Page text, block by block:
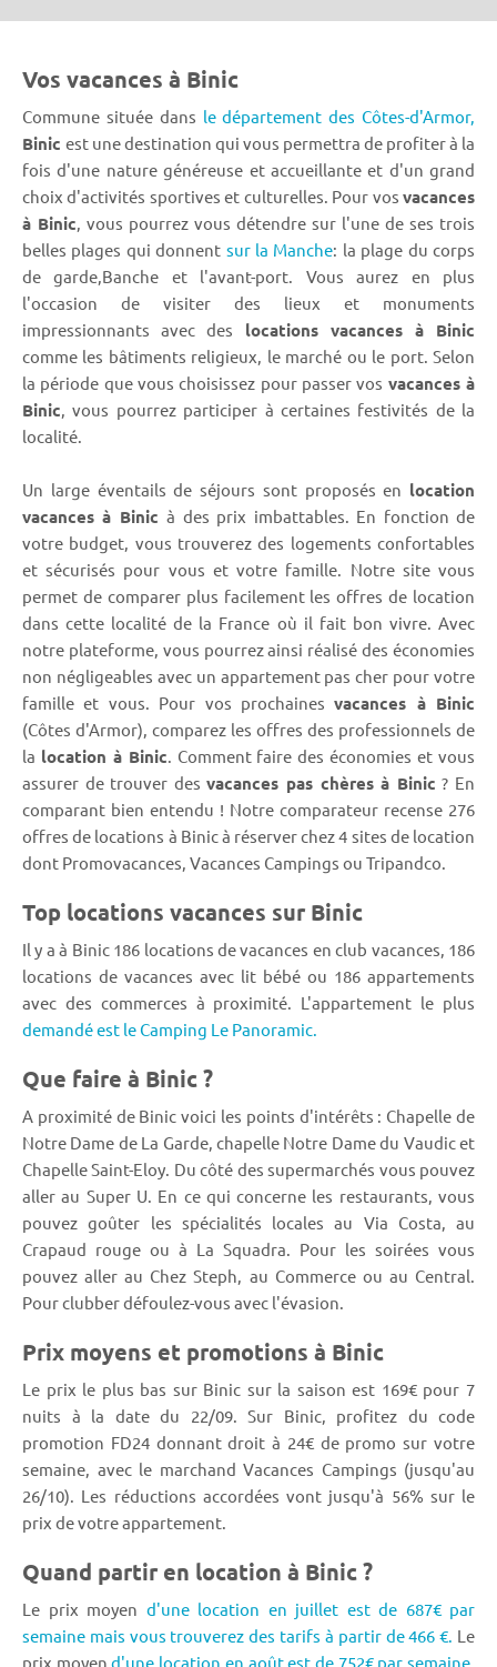
Vos vacances à Binic
Commune située dans le département des Côtes-d'Armor,
Binic est une destination qui vous permettra de profiter à la
fois d'une nature généreuse et accueillante et d'un grand
choix d'activités sportives et culturelles. Pour vos vacances
à Binic , vous pourrez vous détendre sur l'une de ses trois
belles plages qui donnent sur la Manche: la plage du corps
de garde,Banche et l'avant-port. Vous aurez en plus
l'occasion de visiter des lieux et monuments
impressionnants avec des locations vacances à Binic
comme les bâtiments religieux, le marché ou le port. Selon
la période que vous choisissez pour passer vos vacances à
Binic , vous pourrez participer à certaines festivités de la
localité.
Un large éventails de séjours sont proposés en location
vacances à Binicà des prix imbattables. En fonction de
votre budget, vous trouverez des logements confortables
et sécurisés pour vous et votre famille. Notre site vous
permet de comparer plus facilement les offres de location
dans cette localité de la France où il fait bon vivre. Avec
notre plateforme, vous pourrez ainsi réalisé des économies
non négligeables avec un appartement pas cher pour votre
famille et vous. Pour vos prochainesvacances à Binic
(Côtes d'Armor), comparez les offres des professionnels de
la location à Binic . Comment faire des économies et vous
assurer de trouver desvacances pas chères à Binic ? En
comparant bien entendu ! Notre comparateur recense 276
offres de locations à Binic à réserver chez 4 sites de location
dont Promovacances, Vacances Campings ou Tripandco.
Top locations vacances sur Binic
Il y a à Binic 186 locations de vacances en club vacances, 186
locations de vacances avec lit bébé ou 186 appartements
avec des commerces à proximité. L'appartement le plus
demandé est le Camping Le Panoramic.
Que faire à Binic ?
A proximité de Binic voici les points d'intérêts : Chapelle de
Notre Dame de La Garde, chapelle Notre Dame du Vaudic et
Chapelle Saint-Eloy. Du côté des supermarchés vous pouvez
aller au Super U. En ce qui concerne les restaurants, vous
pouvez goûter les spécialités locales au Via Costa, au
Crapaud rouge ou à La Squadra. Pour les soirées vous
pouvez aller au Chez Steph, au Commerce ou au Central.
Pour clubber défoulez-vous avec l'évasion.
Prix moyens et promotions à Binic
Le prix le plus bas sur Binic sur la saison est 169€ pour 7
nuits à la date du 22/09. Sur Binic, profitez du code
promotion FD24 donnant droit à 24€ de promo sur votre
semaine, avec le marchand Vacances Campings (jusqu'au
26/10). Les réductions accordées vont jusqu'à 56% sur le
prix de votre appartement.
Quand partir en location à Binic ?
Le prix moyen d'une location en juillet est de 687€ par
semaine mais vous trouverez des tarifs à partir de 466 €. Le
prix moyend'une location en août est de 752€ par semaine.